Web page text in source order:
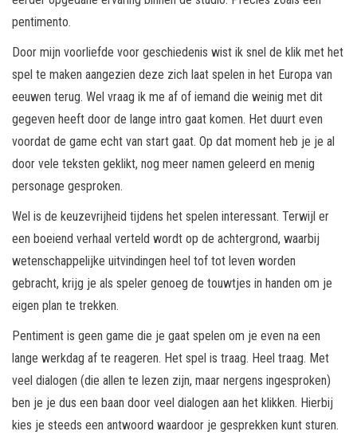
pentimento.
Door mijn voorliefde voor geschiedenis wist ik snel de klik met het
spel te maken aangezien deze zich laat spelen in het Europa van
eeuwen terug. Wel vraag ik me af of iemand die weinig met dit
gegeven heeft door de lange intro gaat komen. Het duurt even
voordat de game echt van start gaat. Op dat moment heb je je al
door vele teksten geklikt, nog meer namen geleerd en menig
personage gesproken.
Wel is de keuzevrijheid tijdens het spelen interessant. Terwijl er
een boeiend verhaal verteld wordt op de achtergrond, waarbij
wetenschappelijke uitvindingen heel tof tot leven worden
gebracht, krijg je als speler genoeg de touwtjes in handen om je
eigen plan te trekken.
Pentiment is geen game die je gaat spelen om je even na een
lange werkdag af te reageren. Het spel is traag. Heel traag. Met
veel dialogen (die allen te lezen zijn, maar nergens ingesproken)
ben je je dus een baan door veel dialogen aan het klikken. Hierbij
kies je steeds een antwoord waardoor je gesprekken kunt sturen.